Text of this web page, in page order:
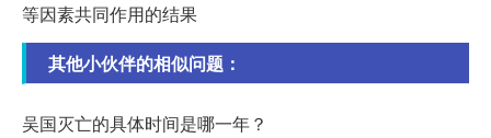
等因素共同作用的结果
其他小伙伴的相似问题：
吴国灭亡的具体时间是哪一年？